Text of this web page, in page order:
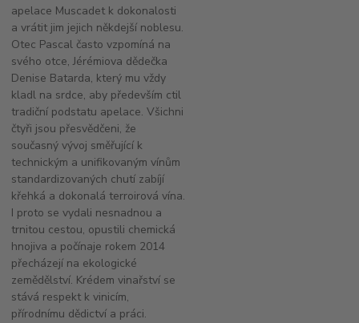
apelace Muscadet k dokonalosti
a vrátit jim jejich někdejší noblesu.
Otec Pascal často vzpomíná na
svého otce, Jérémiova dědečka
Denise Batarda, který mu vždy
kladl na srdce, aby především ctil
tradiční podstatu apelace. Všichni
čtyři jsou přesvědčeni, že
současný vývoj směřující k
technickým a unifikovaným vínům
standardizovaných chutí zabíjí
křehká a dokonalá terroirová vína.
I proto se vydali nesnadnou a
trnitou cestou, opustili chemická
hnojiva a počínaje rokem 2014
přecházejí na ekologické
zemědělství. Krédem vinařství se
stává respekt k vinicím,
přírodnímu dědictví a práci.